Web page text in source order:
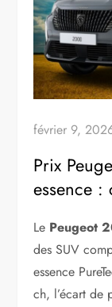
février 9,
Prix
essence
Le Peugeot
des SUV
essence
ch, l’écart de